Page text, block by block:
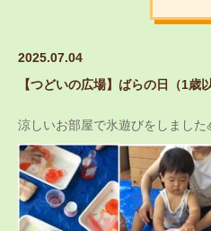
2025.07.04
【つどいの広場】ばらの日（1歳